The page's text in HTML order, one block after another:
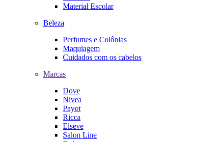
Material Escolar
Beleza
Perfumes e Colônias
Maquiagem
Cuidados com os cabelos
Marcas
Dove
Nivea
Payot
Ricca
Elseve
Salon Line